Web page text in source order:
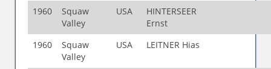
1960
Squaw
Valley
USA
HINTERSEER
Ernst
1960
Squaw
Valley
USA LEITNER Hias